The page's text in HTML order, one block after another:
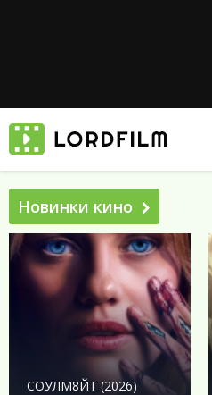
Новинки кино
СОУЛМ8ЙТ (2026)